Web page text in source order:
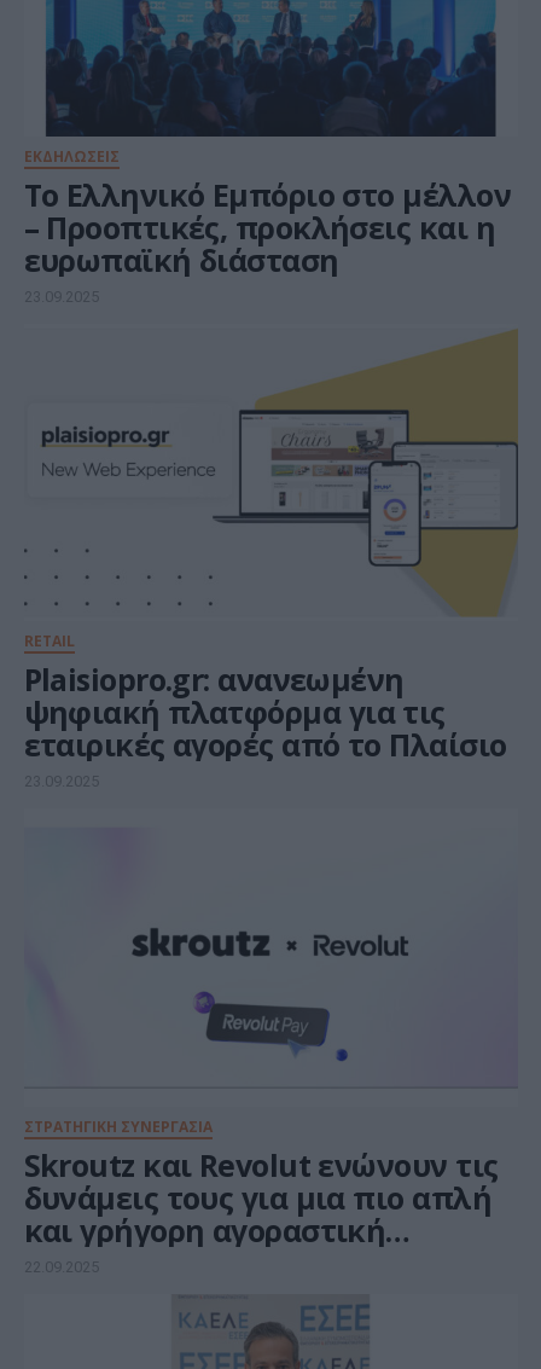
ΕΚΔΗΛΩΣΕΙΣ
Το Ελληνικό Εμπόριο στο μέλλον
– Προοπτικές, προκλήσεις και η
ευρωπαϊκή διάσταση
23.09.2025
RETAIL
Plaisiopro.gr: ανανεωμένη
ψηφιακή πλατφόρμα για τις
εταιρικές αγορές από το Πλαίσιο
23.09.2025
ΣΤΡΑΤΗΓΙΚΗ ΣΥΝΕΡΓΑΣΙΑ
Skroutz και Revolut ενώνουν τις
δυνάμεις τους για μια πιο απλή
και γρήγορη αγοραστική
εμπειρία
22.09.2025